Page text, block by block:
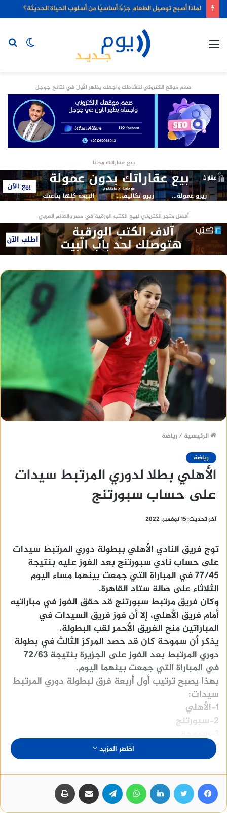
لماذا أصبح توصيل الطعام جزءًا أساسيًا من أسلوب الحياة الحديثة؟
الوضع
صمم موقع الكتروني لنشاطك واجعله يظهر الأول في نتائج جوجل
بيع عقاراتك مجانا
أفضل متجر الكتروني لبيع الكتب الورقية في مصر والعالم العربي
الرئيسية /رياضة
رياضة
الأهلي بطلا لدوري المرتبط سيدات
على حساب سبورتنج
آخر تحديث: 15 نوفمبر، 2022
توج فريق النادي الأهلي ببطولة دوري المرتبط سيدات
على حساب نادي سبورتنج بعد الفوز عليه بنتيجة
77/45 في المباراة التي جمعت بينهما مساء اليوم
الثلاثاء على صالة ستاد القاهرة.
وكان فريق مرتبط سبورتنج قد حقق الفوز في مباراتيه
أمام فريق الأهلي، إلا أن فوز فريق السيدات في
المباراتين منح الفريق الأحمر لقب البطولة.
يذكر أن سموحة كان قد حصد المركز الثالث في بطولة
دوري المرتبط بعد الفوز على الجزيرة بنتيجة 72/63
في المباراة التي جمعت بينهما اليوم.
بهذا يصبح ترتيب أول أربعة فرق لبطولة دوري المرتبط
سيدات:
1-الأهلي
2-سبورتنج
4-الجزيرة
اظهر المزيد